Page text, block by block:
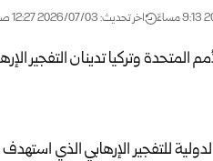
اخر تحديث: 2026/07/03 12:27 صباحًا
للتفجير الإرهابي الذي